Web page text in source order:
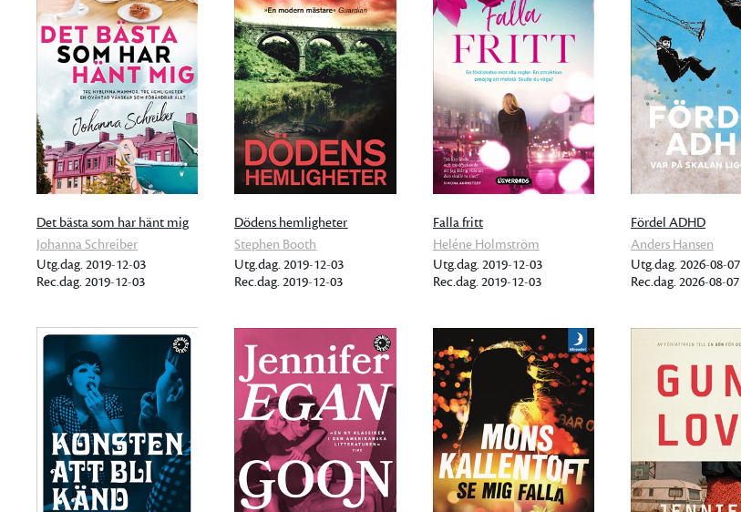
Det bästa som har hänt mig
Johanna Schreiber
Utg.dag. 2019-12-03
Rec.dag. 2019-12-03
Dödens hemligheter
Stephen Booth
Utg.dag. 2019-12-03
Rec.dag. 2019-12-03
Falla fritt
Heléne Holmström
Utg.dag. 2019-12-03
Rec.dag. 2019-12-03
Fördel ADHD
Anders Hansen
Utg.dag. 2026-08-07
Rec.dag. 2026-08-07